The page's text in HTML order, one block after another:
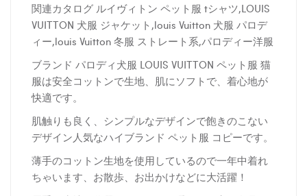
関連カタログ ルイヴィトン ペット服 tシャツ,LOUIS
VUITTON 犬服 ジャケット,louis Vuitton 犬服 パロデ
ィー,louis Vuitton 冬服 ストレート系,パロディー洋服
ブランド パロディ犬服 LOUIS VUITTON ペット服 猫
服は安全コットンで生地、肌にソフトで、着心地が
快適です。
肌触りも良く、シンプルなデザインで飽きのこない
デザイン人気なハイブランド ペット服 コピーです。
薄手のコットン生地を使用しているので一年中着れ
ちゃいます、お散歩、お出かけなどに大活躍！